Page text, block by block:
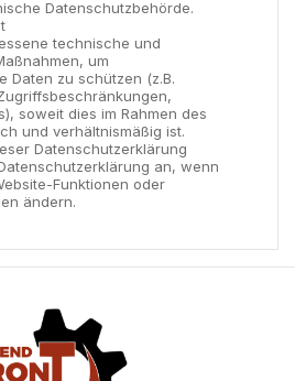
Datenschutzbehörde.
technische und
um
Daten zu schützen (z.B.
soweit dies im Rahmen des
und verhältnismäßig ist.
Datenschutzerklärung
an, wenn
Funktionen oder
ändern.